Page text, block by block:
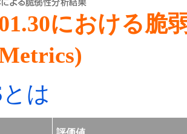
における脆
は